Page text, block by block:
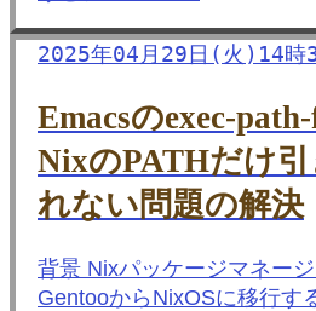
2025年04月29日(火)14時
Emacsのexec-
NixのPATHだけ引
れない問題の解決
背景 Nixパッケージマネージ
GentooからNixOSに移行す